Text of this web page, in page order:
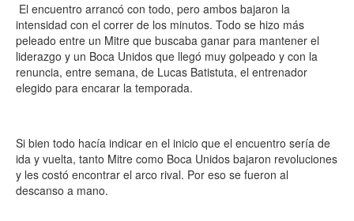
El encuentro arrancó con todo, pero ambos bajaron la
intensidad con el correr de los minutos. Todo se hizo más
peleado entre un Mitre que buscaba ganar para mantener el
liderazgo y un Boca Unidos que llegó muy golpeado y con la
renuncia, entre semana, de Lucas Batistuta, el entrenador
elegido para encarar la temporada.
Si bien todo hacía indicar en el inicio que el encuentro sería de
ida y vuelta, tanto Mitre como Boca Unidos bajaron revoluciones
y les costó encontrar el arco rival. Por eso se fueron al
descanso a mano.